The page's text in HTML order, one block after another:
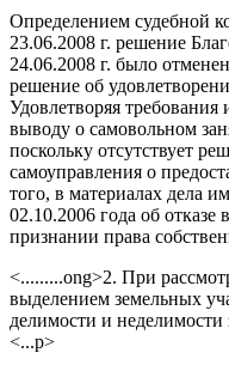
Определением судебной
23.06.2008 г. решение
24.06.2008 г. было
решение об
Удовлетворяя требования
выводу о самовольном
поскольку отсутствует
самоуправления о
того, в материалах дела
02.10.2006 года об
признании права
<.........ong>2. При
выделением земельных
делимости и неделимости
<...p>